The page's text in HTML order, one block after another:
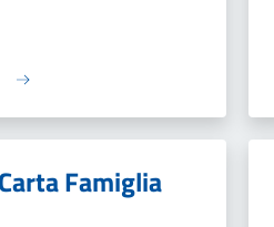
Famiglia